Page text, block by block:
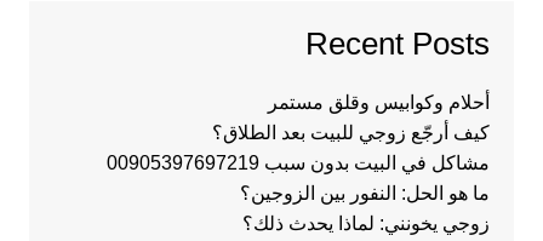
Recent Posts
أحلام وكوابيس وقلق مستمر
كيف أرجّع زوجي للبيت بعد الطلاق؟
مشاكل في البيت بدون سبب 00905397697219
ما هو الحل: النفور بين الزوجين؟
زوجي يخونني: لماذا يحدث ذلك؟